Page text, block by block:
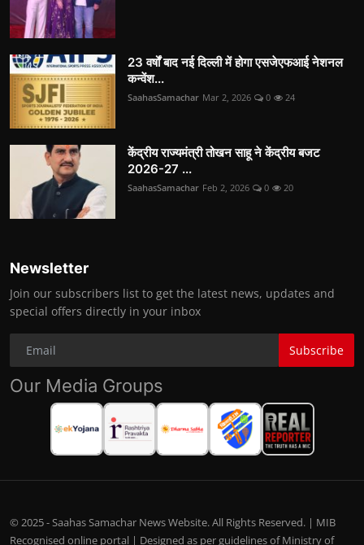
23 वर्षों बाद नई दिल्ली में होगा एसजेएफआई नेशनल
कन्वेंश...
SaahasSamachar Mar 2, 2026 0 24
केंद्रीय राज्यमंत्री तोखन साहू ने केंद्रीय बजट
2026-27 ...
SaahasSamachar Feb 2, 2026 0 20
Newsletter
Join our subscribers list to get the latest news, updates and
special offers directly in your inbox
Subscribe
Our Media Groups
© 2025 - Saahas Samachar News Website. All Rights Reserved. | MIB
Recognised online portal | Designed as per guidelines of Ministry of